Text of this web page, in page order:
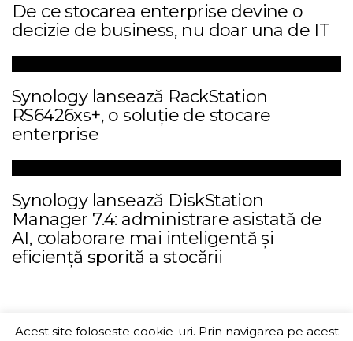
De ce stocarea enterprise devine o
decizie de business, nu doar una de IT
Synology lansează RackStation
RS6426xs+, o soluție de stocare
enterprise
Synology lansează DiskStation
Manager 7.4: administrare asistată de
AI, colaborare mai inteligentă și
eficiență sporită a stocării
Acest site foloseste cookie-uri. Prin navigarea pe acest